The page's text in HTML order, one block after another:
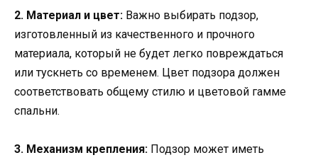
2. Материал и цвет: Важно выбирать подзор,
изготовленный из качественного и прочного
материала, который не будет легко повреждаться
или тускнеть со временем. Цвет подзора должен
соответствовать общему стилю и цветовой гамме
спальни.
3. Механизм крепления: Подзор может иметь